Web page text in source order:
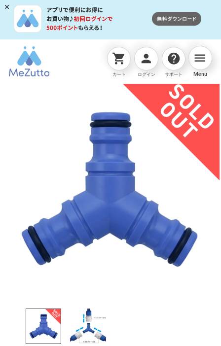
shopping_cart
カート
person
ログイン
help
サポート
menu
Menu
ネットストアTOP 販売終了商品 三ﾂ又ジョイントニ